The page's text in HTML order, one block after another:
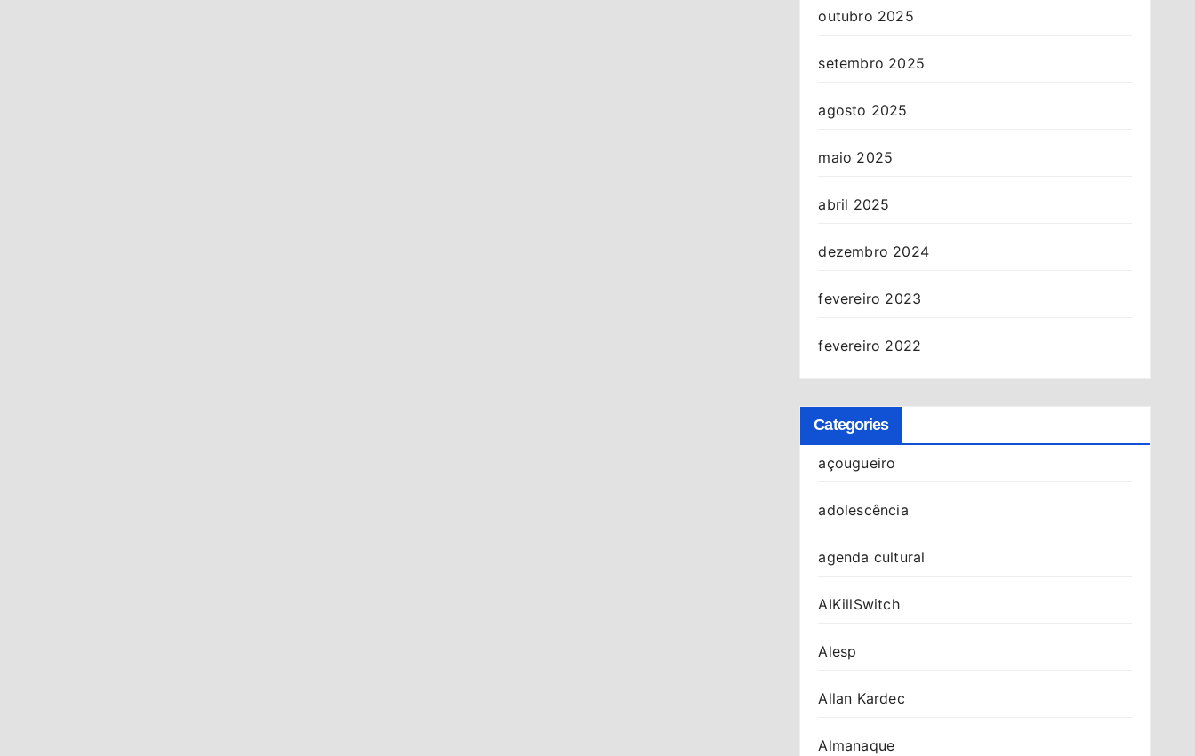
outubro 2025
setembro 2025
agosto 2025
maio 2025
abril 2025
dezembro 2024
fevereiro 2023
fevereiro 2022
Categories
açougueiro
adolescência
agenda cultural
AIKillSwitch
Alesp
Allan Kardec
Almanaque